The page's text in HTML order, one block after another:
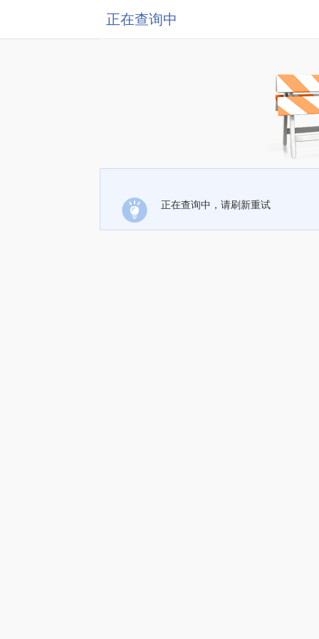
正在查询中
正在查询中，请刷新重试